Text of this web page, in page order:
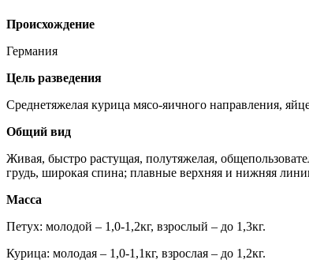
Происхождение
Германия
Цель разведения
Среднетяжелая курица мясо-яичного направления,
Общий вид
Живая, быстро растущая, полутяжелая,
грудь, широкая спина; плавные верхняя и нижняя
Масса
Петух: молодой – 1,0-1,2кг, взрослый – до 1,3кг.
Курица: молодая – 1,0-1,1кг, взрослая – до 1,2кг.